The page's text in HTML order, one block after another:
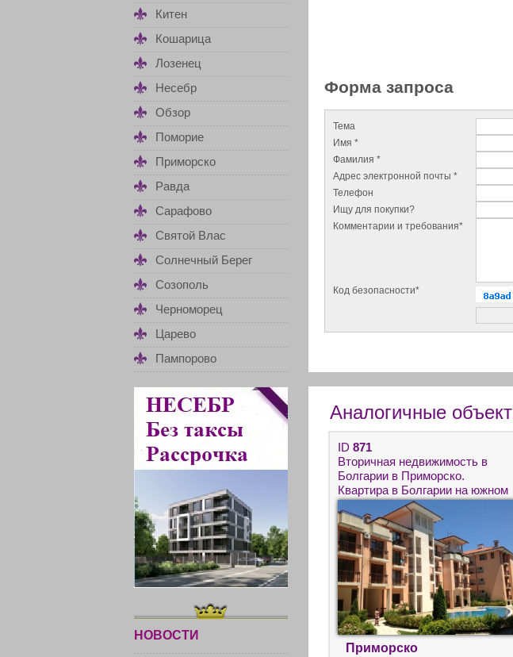
Китен
Кошарица
Лозенец
Несебр
Обзор
Поморие
Приморско
Равда
Сарафово
Святой Влас
Солнечный Берег
Созополь
Черноморец
Царево
Пампорово
НОВОСТИ
Форма запроса
Тема
Имя *
Фамилия *
Адрес электронной почты *
Телефон
Ищу для покупки?
Комментарии и требования*
Код безопасности*
Аналогичные
ID 871
Вторичная недвижимость в
Болгарии в Приморско.
Квартира в Болгарии на южном
побережье.
Приморско